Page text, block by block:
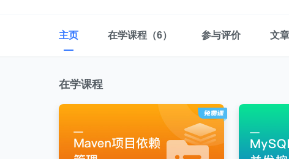
主页 在学课程 （6） 参与评价 文章
在学课程